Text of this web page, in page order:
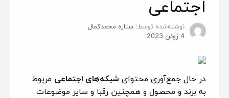
اجتماعی
نوشته‌شده توسط: ستاره محمدکمال
4 ژوئن 2023
در حال جمع‌آوری محتوای شبکه‌های اجتماعی مربوط
به برند و محصول و همچنین رقبا و سایر موضوعات